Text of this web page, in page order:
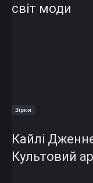
світ моди
Зірки
Кайлі
Культовий